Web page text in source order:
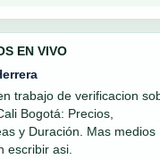
EN VIVO
trabajo de verificacion
Bogotá: Precios,
y Duración. Mas medios
escribir asi.